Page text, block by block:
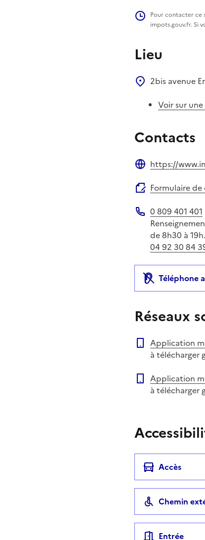
Pour contacter ce
impots.gouv.fr. Si
Lieu
2bis avenue
Voir sur
Contacts
https://
Formulaire
Téléphone
0 809 401 401
de 8h30 à 19h.
04 92 30 84
Téléphone
Réseaux
Application
à télécharger
Application
à télécharger
Accès
Chemin
Entrée